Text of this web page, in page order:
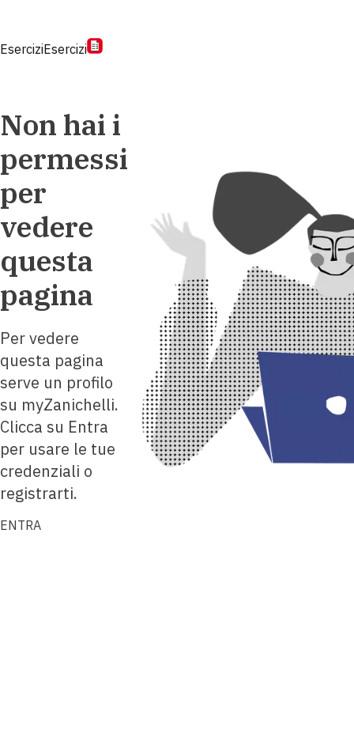
EserciziEsercizi
Non hai i
permessi
per
vedere
questa
pagina
Per vedere
questa pagina
serve un profilo
su myZanichelli.
Clicca su Entra
per usare le tue
credenziali o
registrarti.
ENTRA